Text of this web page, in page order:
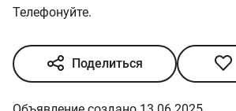
Телефонуйте.
Поделиться